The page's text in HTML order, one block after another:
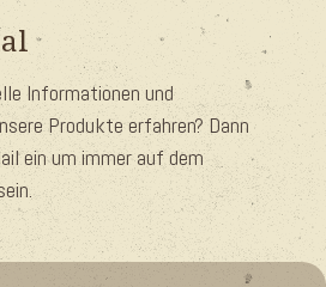
Informationen und
Produkte erfahren? Dann
ein um immer auf dem